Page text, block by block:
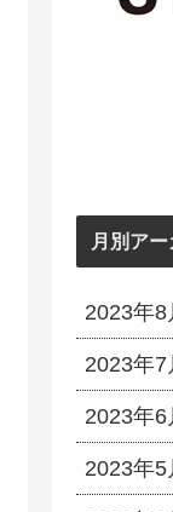
月別ア
2023年8
2023年7
2023年6
2023年5